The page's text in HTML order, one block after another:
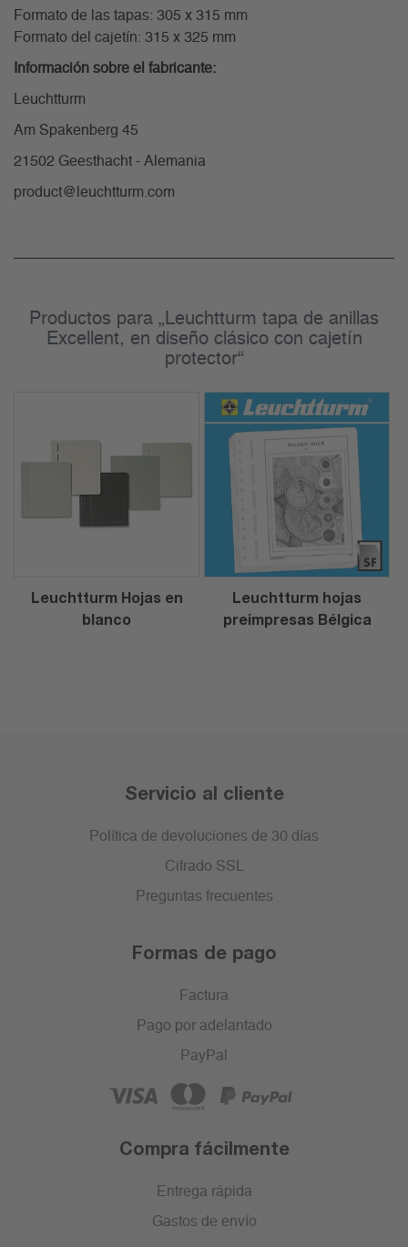
Formato de las tapas: 305 x 315 mm
Formato del cajetín: 315 x 325 mm
Información sobre el fabricante:
Leuchtturm
Am Spakenberg 45
21502 Geesthacht - Alemania
product@leuchtturm.com
Productos para „Leuchtturm tapa de anillas
Excellent, en diseño clásico con cajetín
protector“
Leuchtturm Hojas en
blanco
Leuchtturm hojas
preimpresas Bélgica
Servicio al cliente
Política de devoluciones de 30 días
Cifrado SSL
Preguntas frecuentes
Formas de pago
Factura
Pago por adelantado
PayPal
Compra fácilmente
Entrega rápida
Gastos de envío